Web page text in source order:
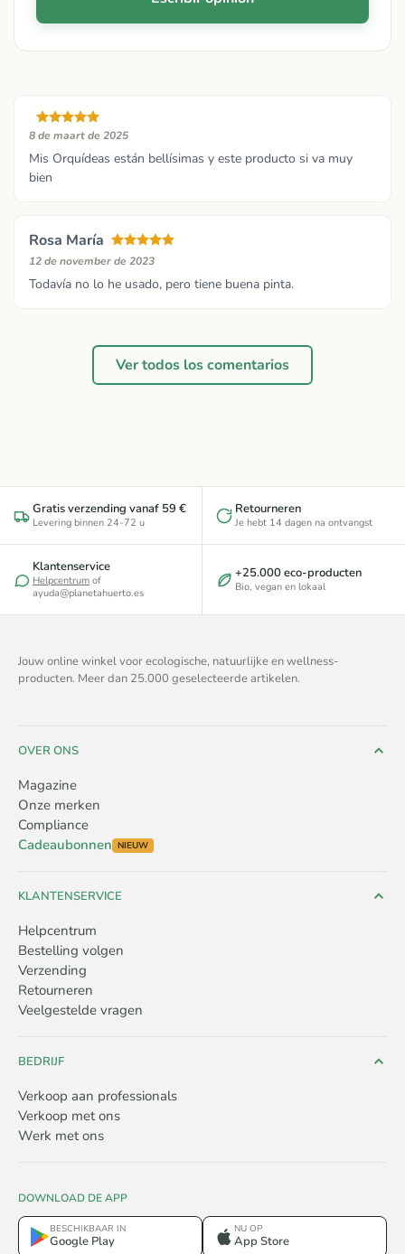
8 de maart de 2025
Mis Orquídeas están bellísimas y este producto si va muy
bien
Rosa María
12 de november de 2023
Todavía no lo he usado, pero tiene buena pinta.
Ver todos los comentarios
Gratis verzending vanaf 59 €
Levering binnen 24-72 u
Retourneren
Je hebt 14 dagen na ontvangst
Klantenservice
Helpcentrum of
ayuda@planetahuerto.es
+25.000 eco-producten
Bio, vegan en lokaal
Jouw online winkel voor ecologische, natuurlijke en wellness-
producten. Meer dan 25.000 geselecteerde artikelen.
OVER ONS
Magazine
Onze merken
Compliance
Cadeaubonnen NIEUW
KLANTENSERVICE
Helpcentrum
Bestelling volgen
Verzending
Retourneren
Veelgestelde vragen
BEDRIJF
Verkoop aan professionals
Verkoop met ons
Werk met ons
DOWNLOAD DE APP
BESCHIKBAAR IN
Google Play
NU OP
App Store